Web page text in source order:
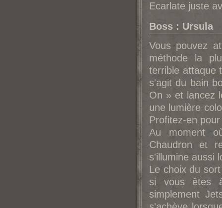
Ecarlate juste
Boss : Ursula
Vous pouvez
méthode la
terrible attaque
s'agit du bain
On » et lancez
une lumière
Profitez-en
Au moment
Chaudron et
s'illumine aussi
Le choix du
si vous êtes
simplement